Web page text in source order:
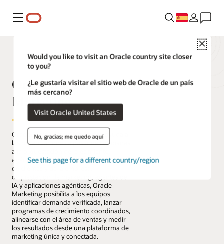
Menú
Close
Would you like to visit an Oracle country site closer
to you?
¿Le gustaría visitar el sitio web de Oracle de un país
más cercano?
Visit Oracle United States
No, gracias; me quedo aquí
See this page for a different country/region
Oracle Fusion Cloud
Marketing
Oracle Fusion Cloud Marketing ayuda a
las organizaciones a pasar de campañas
a la orquestación del crecimiento
agéntico. Al combinar datos unificados
de clientes y de la empresa,
orquestación de marketing, agentes de
IA y aplicaciones agénticas, Oracle
Marketing posibilita a los equipos
identificar demanda verificada, lanzar
programas de crecimiento coordinados,
alinearse con el área de ventas y medir
los resultados desde una plataforma de
marketing única y conectada.